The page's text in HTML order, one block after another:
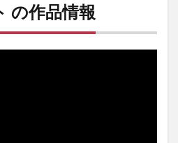
の作品情報